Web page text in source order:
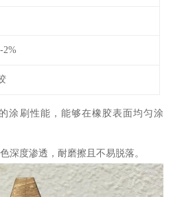
2%
涂刷性能，能够在橡胶表面均匀涂
深度渗透，耐磨擦且不易脱落。